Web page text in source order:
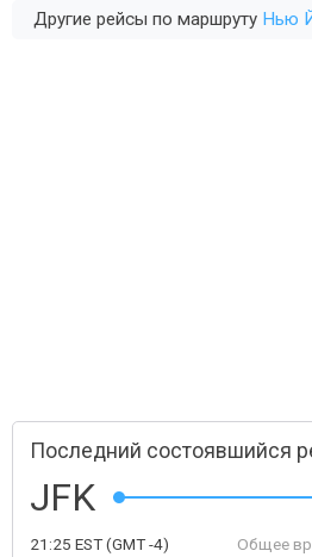
Другие рейсы по маршруту Нью
Последний состоявшийся
JFK
21:25 EST(GMT -4)
Общее